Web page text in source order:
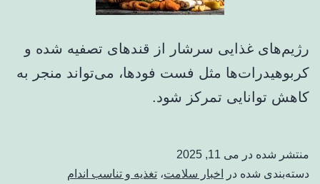
رژیم‌های غذایی سرشار از قندهای تصفیه شده و
کربوهیدرات‌ها مثل فست فودها، می‌تواند منجر به
کاهش توانایی تمرکز شود.
منتشر شده در می 11, 2025
دسته‌بندی شده در
اخبار سلامت، تغذیه و تناسب اندام